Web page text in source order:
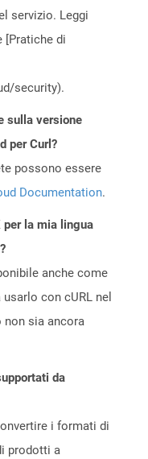
servizio. Leggi
[Pratiche di
security).
sulla versione
per Curl?
possono essere
Documentation.
per la mia lingua
anche come
con cURL nel
non sia ancora
da
i formati di
prodotti a